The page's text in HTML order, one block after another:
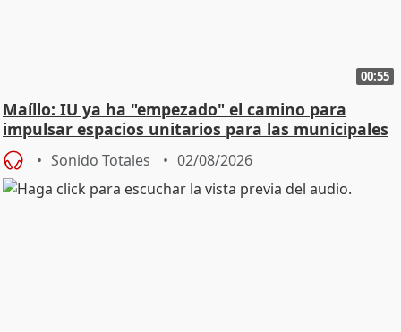
00:55
Maíllo: IU ya ha "empezado" el camino para
impulsar espacios unitarios para las municipales
Sonido Totales 02/08/2026